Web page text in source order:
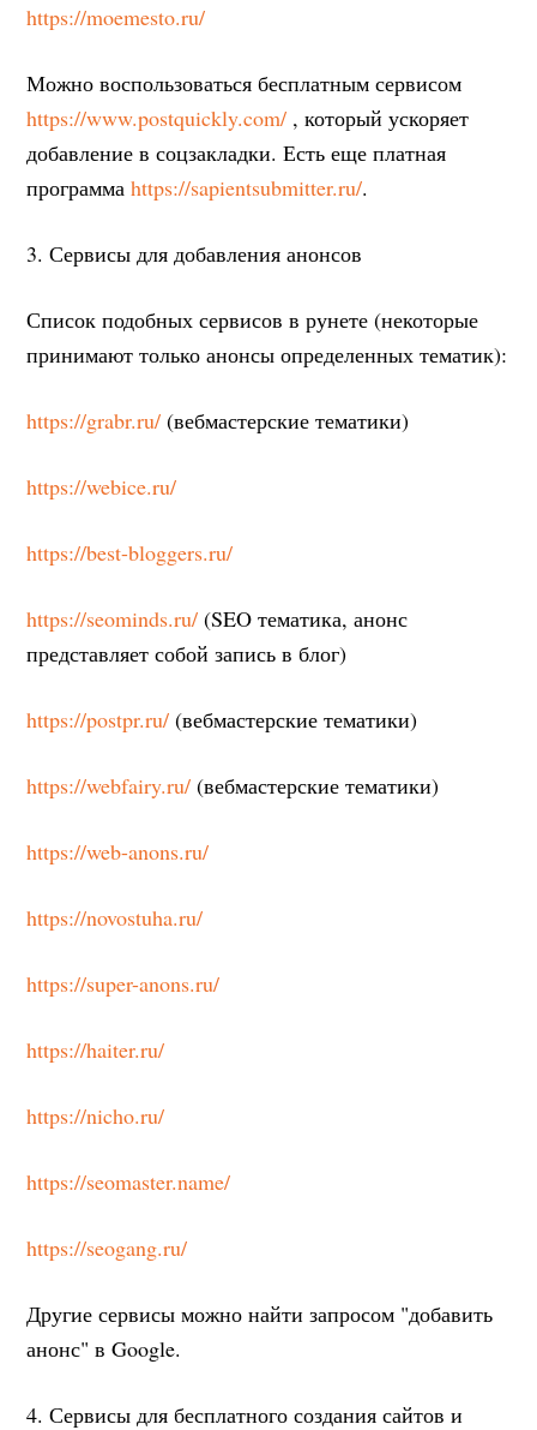
https://moemesto.ru/
Можно воспользоваться бесплатным сервисом
https://www.postquickly.com/ , который ускоряет
добавление в соцзакладки. Есть еще платная
программаhttps://sapientsubmitter.ru/.
3. Сервисы для добавления анонсов
Список подобных сервисов в рунете (некоторые
принимают только анонсы определенных тематик):
https://grabr.ru/ (вебмастерские тематики)
https://webice.ru/
https://best-bloggers.ru/
https://seominds.ru/ (SEO тематика, анонс
представляет собой запись в блог)
https://postpr.ru/ (вебмастерские тематики)
https://webfairy.ru/ (вебмастерские тематики)
https://web-anons.ru/
https://novostuha.ru/
https://super-anons.ru/
https://haiter.ru/
https://nicho.ru/
https://seomaster.name/
https://seogang.ru/
Другие сервисы можно найти запросом "добавить
анонс" в Google.
4. Сервисы для бесплатного создания сайтов и